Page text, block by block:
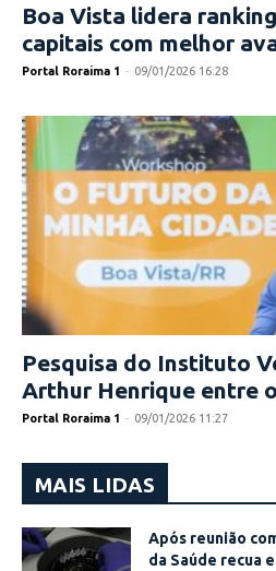
Boa Vista lidera
capitais com melhor
Portal Roraima 1 - 09/01/2026 16:28
Pesquisa do Instituto
Arthur Henrique entre
Portal Roraima 1 - 09/01/2026 11:27
MAIS LIDAS
Após reunião
da Saúde recua